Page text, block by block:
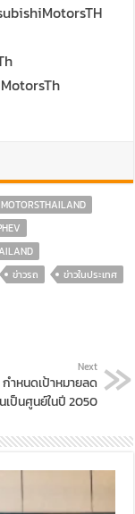
ข่าวรถ ข่าวในประเทศ
Next
ำหนดเป้าหมายลด
เป็นศูนย์ในปี 2050